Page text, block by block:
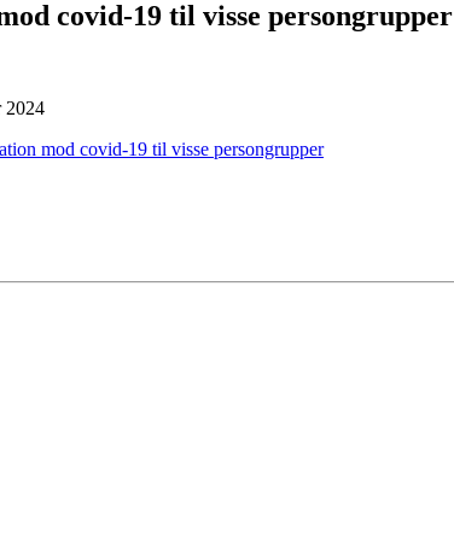
covid-19 til visse persongrupper
2024
mod covid-19 til visse persongrupper